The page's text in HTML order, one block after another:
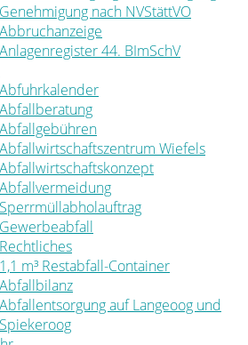
Genehmigung nach NVStättVO
Abbruchanzeige
Anlagenregister 44. BImSchV
Abfuhrkalender
Abfallberatung
Abfallgebühren
Abfallwirtschaftszentrum Wiefels
Abfallwirtschaftskonzept
Abfallvermeidung
Sperrmüllabholauftrag
Gewerbeabfall
Rechtliches
1,1 m³ Restabfall-Container
Abfallbilanz
Abfallentsorgung auf Langeoog und
Spiekeroog